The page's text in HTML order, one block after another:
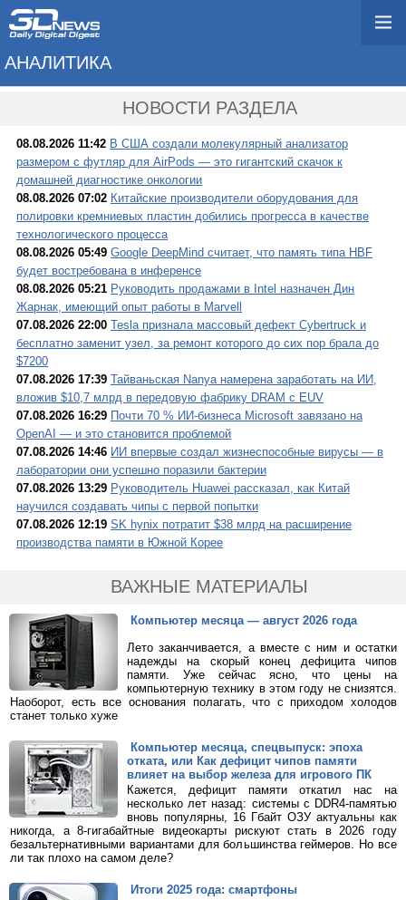
АНАЛИТИКА
НОВОСТИ РАЗДЕЛА
08.08.2026 11:42 В США создали молекулярный анализатор
размером с футляр для AirPods — это гигантский скачок к
домашней диагностике онкологии
08.08.2026 07:02 Китайские производители оборудования для
полировки кремниевых пластин добились прогресса в качестве
технологического процесса
08.08.2026 05:49 Google DeepMind считает, что память типа HBF
будет востребована в инференсе
08.08.2026 05:21 Руководить продажами в Intel назначен Дин
Жарнак, имеющий опыт работы в Marvell
07.08.2026 22:00 Tesla признала массовый дефект Cybertruck и
бесплатно заменит узел, за ремонт которого до сих пор брала до
$7200
07.08.2026 17:39 Тайваньская Nanya намерена заработать на ИИ,
вложив $10,7 млрд в передовую фабрику DRAM с EUV
07.08.2026 16:29 Почти 70 % ИИ-бизнеса Microsoft завязано на
OpenAI — и это становится проблемой
07.08.2026 14:46 ИИ впервые создал жизнеспособные вирусы — в
лаборатории они успешно поразили бактерии
07.08.2026 13:29 Руководитель Huawei рассказал, как Китай
научился создавать чипы с первой попытки
07.08.2026 12:19 SK hynix потратит $38 млрд на расширение
производства памяти в Южной Корее
ВАЖНЫЕ МАТЕРИАЛЫ
Компьютер месяца — август 2026 года
Лето заканчивается, а вместе с ним и остатки
надежды на скорый конец дефицита чипов
памяти. Уже сейчас ясно, что цены на
компьютерную технику в этом году не снизятся.
Наоборот, есть все основания полагать, что с приходом холодов
станет только хуже
Компьютер месяца, спецвыпуск: эпоха
отката, или Как дефицит чипов памяти
влияет на выбор железа для игрового ПК
Кажется, дефицит памяти откатил нас на
несколько лет назад: системы с DDR4-памятью
вновь популярны, 16 Гбайт ОЗУ актуальны как
никогда, а 8-гигабайтные видеокарты рискуют стать в 2026 году
безальтернативными вариантами для большинства геймеров. Но все
ли так плохо на самом деле?
Итоги 2025 года: смартфоны